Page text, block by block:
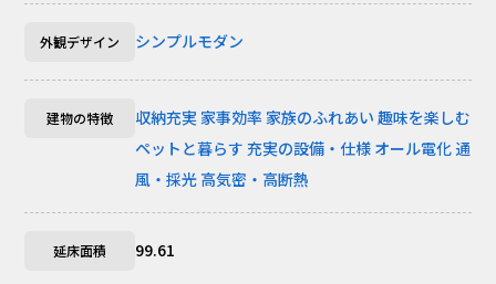
外観デザイン シンプルモダン
建物の特徴 収納充実 家事効率 家族のふれあい 趣味を楽しむ
ペットと暮らす 充実の設備・仕様 オール電化 通
風・採光 高気密・高断熱
延床面積 99.61